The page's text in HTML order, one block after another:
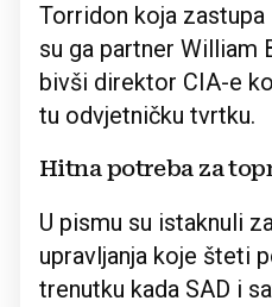
Torridon koja
su ga partner William
bivši direktor CIA-e
tu odvjetničku tvrtku.
Hitna potreba za
U pismu su istaknuli
upravljanja koje šteti
trenutku kada SAD i